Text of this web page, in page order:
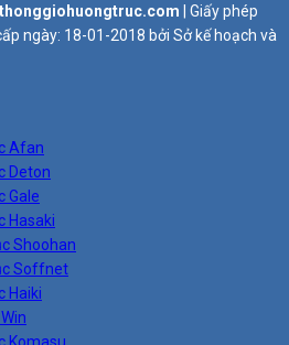
| Giấy phép
ngày: 18-01-2018 bởi Sở kế hoạch và
Afan
Deton
Gale
Hasaki
Shoohan
Soffnet
Haiki